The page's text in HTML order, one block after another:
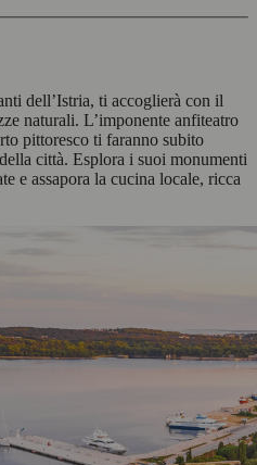
dell’Istria, ti accoglierà con il
naturali. L’imponente anfiteatro
pittoresco ti faranno subito
città. Esplora i suoi monumenti
e assapora la cucina locale, ricca